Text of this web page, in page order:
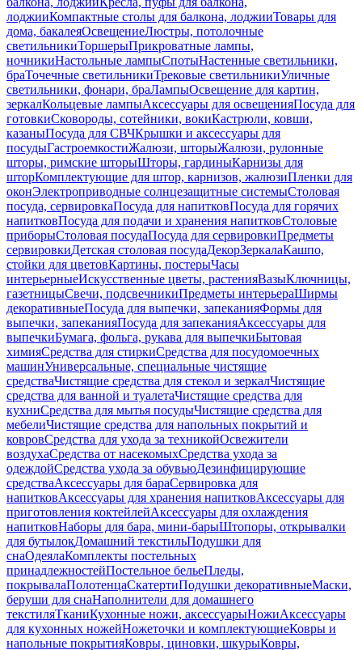
лоджииКомпактные столы для балкона, лоджииТовары для
дома, бакалеяОсвещениеЛюстры, потолочные
светильникиТоршерыПрикроватные лампы,
ночникиНастольные лампыСпотыНастенные светильники,
браТочечные светильникиТрековые светильникиУличные
светильники, фонари, браЛампыОсвещение для картин,
зеркалКольцевые лампыАксессуары для освещенияПосуда для
готовкиСковороды, сотейники, вокиКастрюли, ковши,
казаныПосуда для СВЧКрышки и аксессуары для
посудыГастроемкостиЖалюзи, шторыЖалюзи, рулонные
шторы, римские шторыШторы, гардиныКарнизы для
шторКомплектующие для штор, карнизов, жалюзиПленки для
оконЭлектроприводные солнцезащитные системыСтоловая
посуда, сервировкаПосуда для напитковПосуда для горячих
напитковПосуда для подачи и хранения напитковСтоловые
приборыСтоловая посудаПосуда для сервировкиПредметы
сервировкиДетская столовая посудаДекорЗеркалаКашпо,
стойки для цветовКартины, постерыЧасы
интерьерныеИскусственные цветы, растенияВазыКлючницы,
газетницыСвечи, подсвечникиПредметы интерьераШирмы
декоративныеПосуда для выпечки, запеканияФормы для
выпечки, запеканияПосуда для запеканияАксессуары для
выпечкиБумага, фольга, рукава для выпечкиБытовая
химияСредства для стиркиСредства для посудомоечных
машинУниверсальные, специальные чистящие
средстваЧистящие средства для стекол и зеркалЧистящие
средства для ванной и туалетаЧистящие средства для
кухниСредства для мытья посудыЧистящие средства для
мебелиЧистящие средства для напольных покрытий и
ковровСредства для ухода за техникойОсвежители
воздухаСредства от насекомыхСредства ухода за
одеждойСредства ухода за обувьюДезинфицирующие
средстваАксессуары для бараСервировка для
напитковАксессуары для хранения напитковАксессуары для
приготовления коктейлейАксессуары для охлаждения
напитковНаборы для бара, мини-барыШтопоры, открывалки
для бутылокДомашний текстильПодушки для
снаОдеялаКомплекты постельных
принадлежностейПостельное бельеПледы,
покрывалаПолотенцаСкатертиПодушки декоративныеМаски,
беруши для снаНаполнители для домашнего
текстиляТканиКухонные ножи, аксессуарыНожиАксессуары
для кухонных ножейНожеточки и комплектующиеКовры и
напольные покрытияКовры, циновки, шкурыКовры,